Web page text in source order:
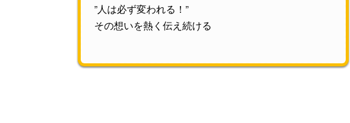
”人は必ず変われる！”
その想いを熱く伝え続ける